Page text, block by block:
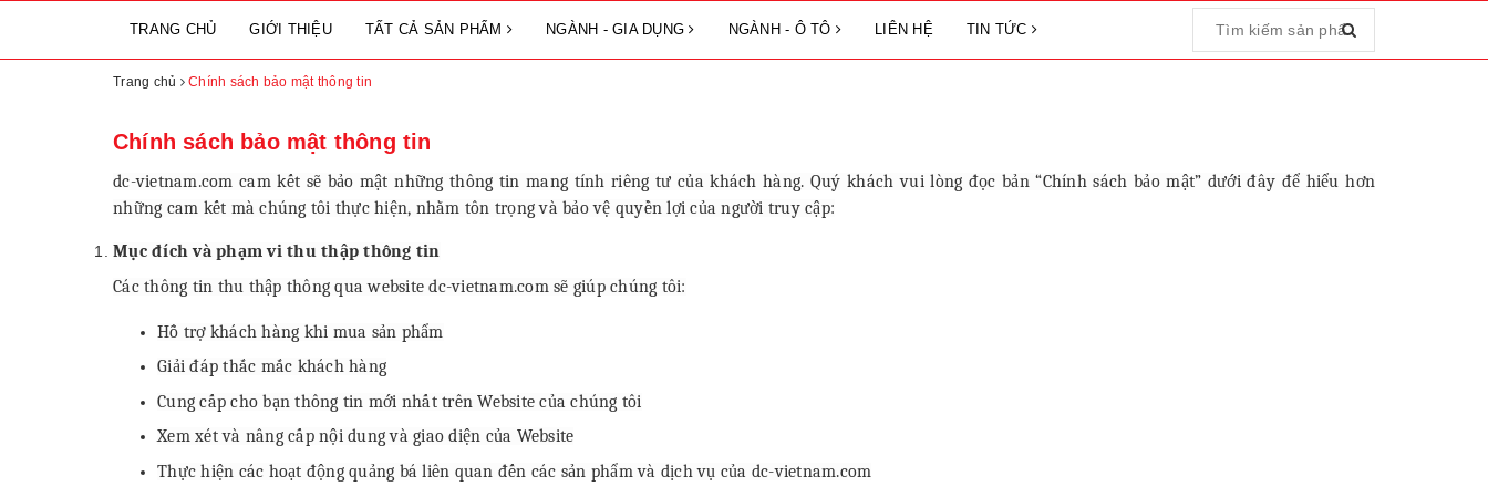
TRANG CHỦ GIỚI THIỆU TẤT CẢ SẢN PHẨM NGÀNH - GIA DỤNG NGÀNH - Ô TÔ LIÊN HỆ TIN TỨC
Trang chủ Chính sách bảo mật thông tin
Chính sách bảo mật thông tin
dc-vietnam.com cam kết sẽ bảo mật những thông tin mang tính riêng tư của khách hàng. Quý khách vui lòng đọc bản “Chính sách bảo mật” dưới đây để hiểu hơn
những cam kết mà chúng tôi thực hiện, nhằm tôn trọng và bảo vệ quyền lợi của người truy cập:
Mục đích và phạm vi thu thập thông tin
Các thông tin thu thập thông qua website dc-vietnam.com sẽ giúp chúng tôi:
Hỗ trợ khách hàng khi mua sản phẩm
Giải đáp thắc mắc khách hàng
Cung cấp cho bạn thông tin mới nhất trên Website của chúng tôi
Xem xét và nâng cấp nội dung và giao diện của Website
Thực hiện các hoạt động quảng bá liên quan đến các sản phẩm và dịch vụ của dc-vietnam.com